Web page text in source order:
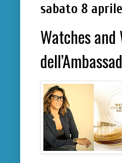
sabato 8
Watches